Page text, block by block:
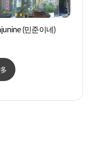
(민준이네)